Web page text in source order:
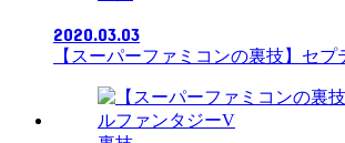
2020.03.03
【スーパーファミコンの裏技】セプ